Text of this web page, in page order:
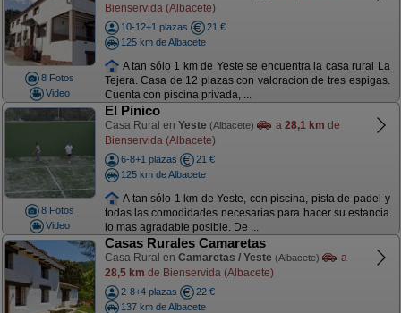
8 Fotos
Video
Bienservida (Albacete)
10-12+1 plazas
21 €
125 km de Albacete
A tan sólo 1 km de Yeste se encuentra la casa rural La
Tejera. Casa de 12 plazas con valoracion de tres espigas.
Cuenta con piscina privada, ...
8 Fotos
Video
El Pinico
Casa Rural en Yeste (Albacete) a 28,1 km de
Bienservida (Albacete)
6-8+1 plazas
21 €
125 km de Albacete
A tan sólo 1 km de Yeste, con piscina, pista de padel y
todas las comodidades necesarias para hacer su estancia
lo mas agradable posible. De ...
Casas Rurales Camaretas
Casa Rural en Camaretas / Yeste (Albacete)
a
28,5 km de Bienservida (Albacete)
2-8+4 plazas
22 €
137 km de Albacete